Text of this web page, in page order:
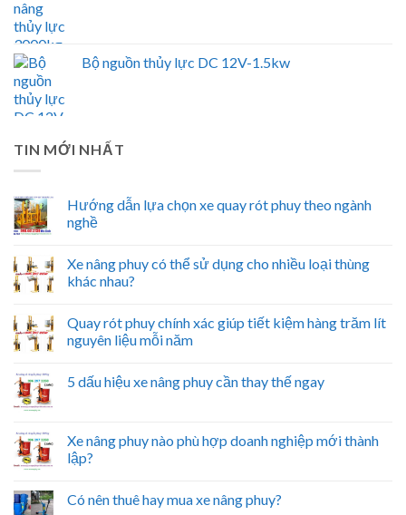
Bộ nguồn thủy lực DC 12V-1.5kw
TIN MỚI NHẤT
Hướng dẫn lựa chọn xe quay rót phuy theo ngành
nghề
Xe nâng phuy có thể sử dụng cho nhiều loại thùng
khác nhau?
Quay rót phuy chính xác giúp tiết kiệm hàng trăm lít
nguyên liệu mỗi năm
5 dấu hiệu xe nâng phuy cần thay thế ngay
Xe nâng phuy nào phù hợp doanh nghiệp mới thành
lập?
Có nên thuê hay mua xe nâng phuy?